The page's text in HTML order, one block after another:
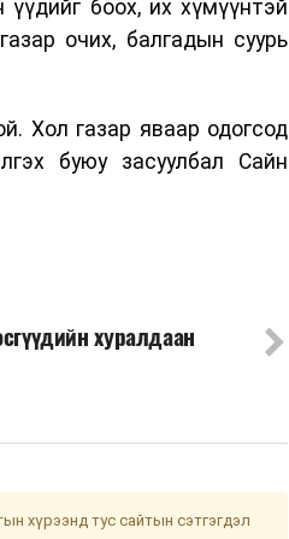
үүдийг боох, их хүмүүнтэй
очих, балгадын суурь
Хол газар яваар одогсод
буюу засуулбал Сайн
хуралдаан
хүрээнд тус сайтын сэтгэгдэл